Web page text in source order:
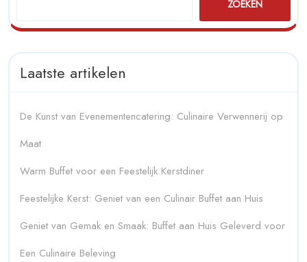
ZOEKEN
Laatste artikelen
De Kunst van Evenementencatering: Culinaire Verwennerij op
Maat
Warm Buffet voor een Feestelijk Kerstdiner
Feestelijke Kerst: Geniet van een Culinair Buffet aan Huis
Geniet van Gemak en Smaak: Buffet aan Huis Geleverd voor
Een Culinaire Beleving